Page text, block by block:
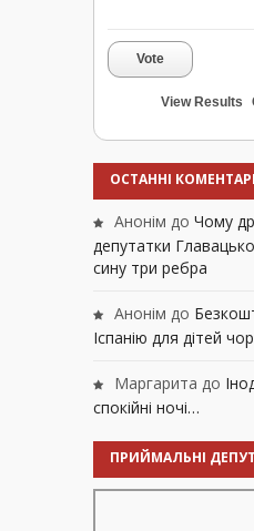
Vote
View Results
ОСТАННІ КОМЕНТАРІ
Анонім до Чому
депутатки
сину три ребра
Анонім до
Іспанію для дітей
Маргарита до
спокійні ночі…
ПРИЙМАЛЬНІ